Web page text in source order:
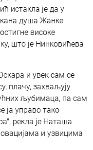
истакла је да у
душа Жанке
високе
што је Нинковићева
и увек сам се
плачу, захваљују
љубимаца, па сам
ја управо тако
рекла је Наташа
и узвицима